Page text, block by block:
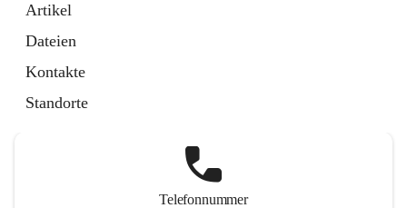
Artikel
Dateien
Kontakte
Standorte
Telefonnummer